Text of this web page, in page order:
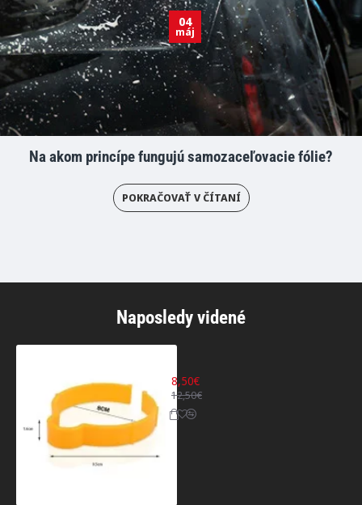
04
máj
Na akom princípe fungujú samozaceľovacie fólie?
POKRAČOVAŤ V ČÍTANÍ
Naposledy videné
8,50€
12,50€